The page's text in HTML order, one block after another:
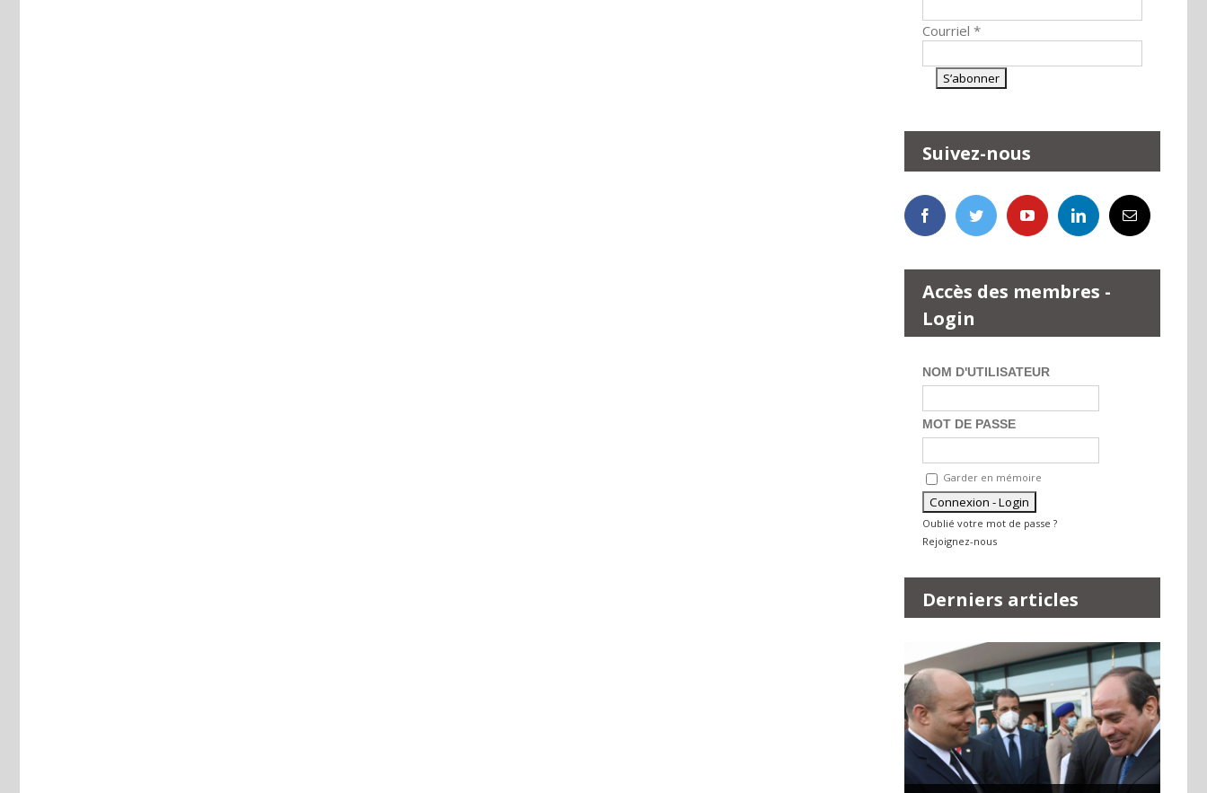
Courriel *
Suivez-nous
Accès des membres -
Login
NOM D'UTILISATEUR
MOT DE PASSE
Garder en mémoire
Oublié votre mot de passe ?
Rejoignez-nous
Derniers articles